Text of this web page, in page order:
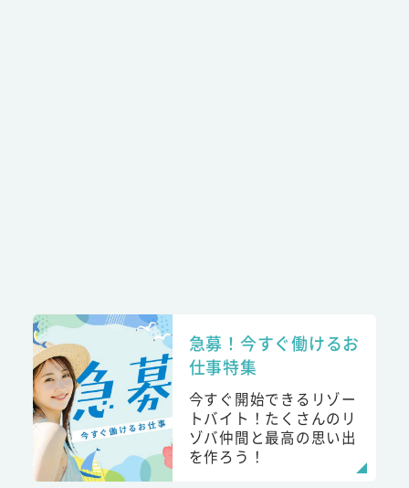
急募！今すぐ働けるお
仕事特集
今すぐ開始できるリゾー
トバイト！たくさんのリ
ゾバ仲間と最高の思い出
を作ろう！